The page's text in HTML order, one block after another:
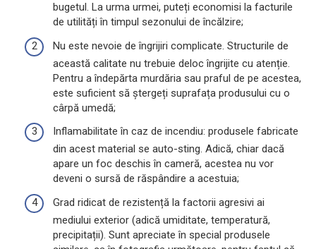
bugetul. La urma urmei, puteți economisi la facturile
de utilități în timpul sezonului de încălzire;
Nu este nevoie de îngrijiri complicate. Structurile de
această calitate nu trebuie deloc îngrijite cu atenție.
Pentru a îndepărta murdăria sau praful de pe acestea,
este suficient să ștergeți suprafața produsului cu o
cârpă umedă;
Inflamabilitate în caz de incendiu: produsele fabricate
din acest material se auto-sting. Adică, chiar dacă
apare un foc deschis în cameră, acestea nu vor
deveni o sursă de răspândire a acestuia;
Grad ridicat de rezistență la factorii agresivi ai
mediului exterior (adică umiditate, temperatură,
precipitații). Sunt apreciate în special produsele